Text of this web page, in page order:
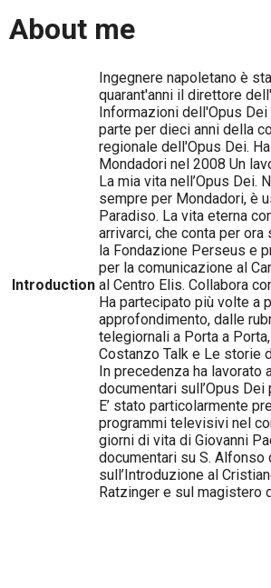
About me
Introduction
Ingegnere napoletano è
quarant'anni il direttore
Informazioni dell'Opus
parte per dieci anni della
regionale dell'Opus Dei.
Mondadori nel 2008 Un
La mia vita nell’Opus Dei.
sempre per Mondadori, è
Paradiso. La vita eterna
arrivarci, che conta per
la Fondazione Perseus e
per la comunicazione al
al Centro Elis. Collabora
Ha partecipato più volte a
approfondimento, dalle
telegiornali a Porta a
Costanzo Talk e Le storie
In precedenza ha lavorato
documentari sull’Opus Dei
E’ stato particolarmente
programmi televisivi nel
giorni di vita di Giovanni
documentari su S. Alfonso
sull’Introduzione al
Ratzinger e sul magistero